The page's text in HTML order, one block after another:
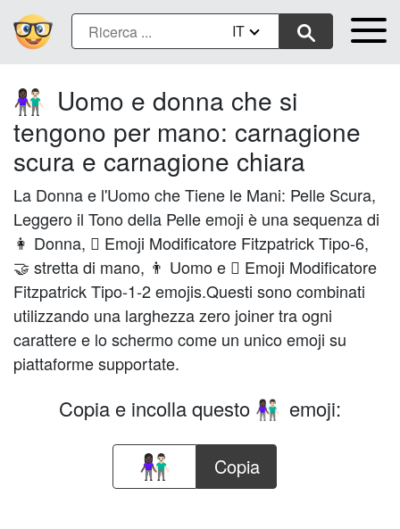
IT
👩🏿‍🤝‍👨🏻 Uomo e donna che si
tengono per mano: carnagione
scura e carnagione chiara
La Donna e l'Uomo che Tiene le Mani: Pelle Scura,
Leggero il Tono della Pelle emoji è una sequenza di
👩 Donna, 🏿 Emoji Modificatore Fitzpatrick Tipo-6,
🤝 stretta di mano, 👨 Uomo e 🏻 Emoji Modificatore
Fitzpatrick Tipo-1-2 emojis.Questi sono combinati
utilizzando una larghezza zero joiner tra ogni
carattere e lo schermo come un unico emoji su
piattaforme supportate.
Copia e incolla questo 👩🏿‍🤝‍👨🏻 emoji:
Copia